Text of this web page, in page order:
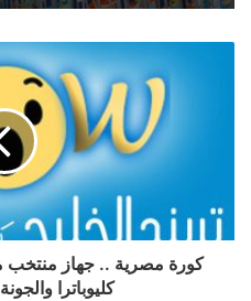
كورة مصرية .. جهاز منتخب
كليوباترا